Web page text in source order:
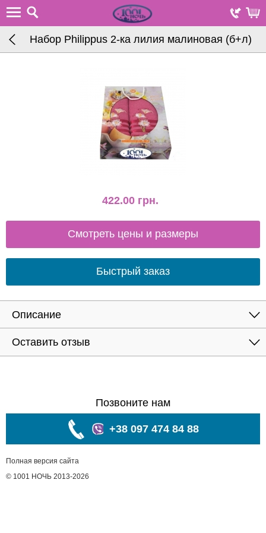
Набор Philippus 2-ка лилия малиновая (б+л)
422.00 грн.
Смотреть цены и размеры
Быстрый заказ
Описание
Оставить отзыв
Позвоните нам
+38 097 474 84 88
Полная версия сайта
© 1001 НОЧЬ 2013-2026